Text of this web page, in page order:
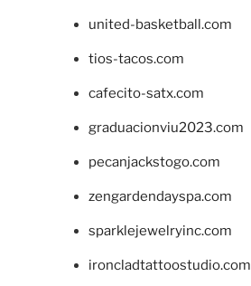
united-basketball.com
tios-tacos.com
cafecito-satx.com
graduacionviu2023.com
pecanjackstogo.com
zengardendayspa.com
sparklejewelryinc.com
ironcladtattoostudio.com